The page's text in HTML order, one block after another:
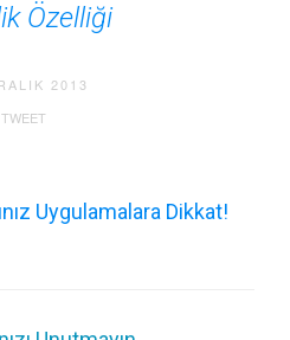
Özelliği
2013
TWEET
Uygulamalara Dikkat!